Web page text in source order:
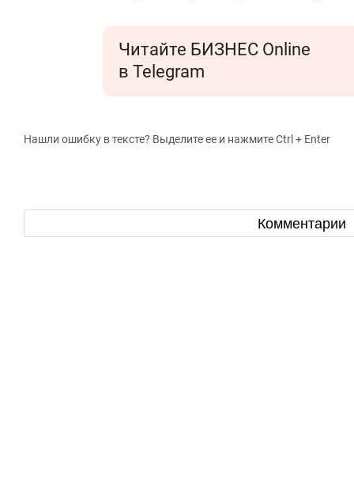
Читайте БИЗНЕС Online
в Telegram
Нашли ошибку в тексте? Выделите ее и нажмите Ctrl + Enter
Комментарии